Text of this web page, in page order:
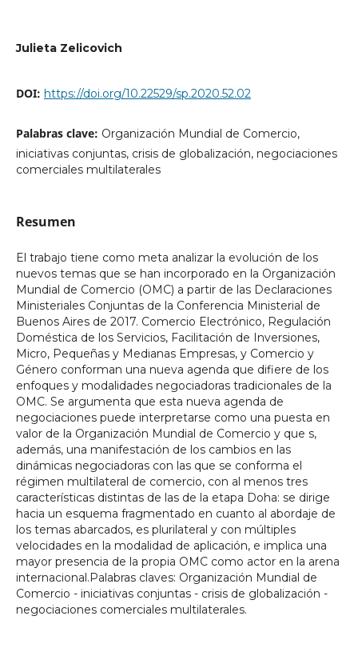
Julieta Zelicovich
DOI: https://doi.org/10.22529/sp.2020.52.02
Palabras clave: Organización Mundial de Comercio,
iniciativas conjuntas, crisis de globalización, negociaciones
comerciales multilaterales
Resumen
El trabajo tiene como meta analizar la evolución de los
nuevos temas que se han incorporado en la Organización
Mundial de Comercio (OMC) a partir de las Declaraciones
Ministeriales Conjuntas de la Conferencia Ministerial de
Buenos Aires de 2017. Comercio Electrónico, Regulación
Doméstica de los Servicios, Facilitación de Inversiones,
Micro, Pequeñas y Medianas Empresas, y Comercio y
Género conforman una nueva agenda que difiere de los
enfoques y modalidades negociadoras tradicionales de la
OMC. Se argumenta que esta nueva agenda de
negociaciones puede interpretarse como una puesta en
valor de la Organización Mundial de Comercio y que s,
además, una manifestación de los cambios en las
dinámicas negociadoras con las que se conforma el
régimen multilateral de comercio, con al menos tres
características distintas de las de la etapa Doha: se dirige
hacia un esquema fragmentado en cuanto al abordaje de
los temas abarcados, es plurilateral y con múltiples
velocidades en la modalidad de aplicación, e implica una
mayor presencia de la propia OMC como actor en la arena
internacional.Palabras claves: Organización Mundial de
Comercio - iniciativas conjuntas - crisis de globalización -
negociaciones comerciales multilaterales.